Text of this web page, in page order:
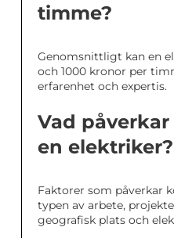
timme?
Genomsnittligt kan en
och 1000 kronor per
erfarenhet och expertis.
Vad
en elektriker?
Faktorer som påverkar
typen av arbete,
geografisk plats och